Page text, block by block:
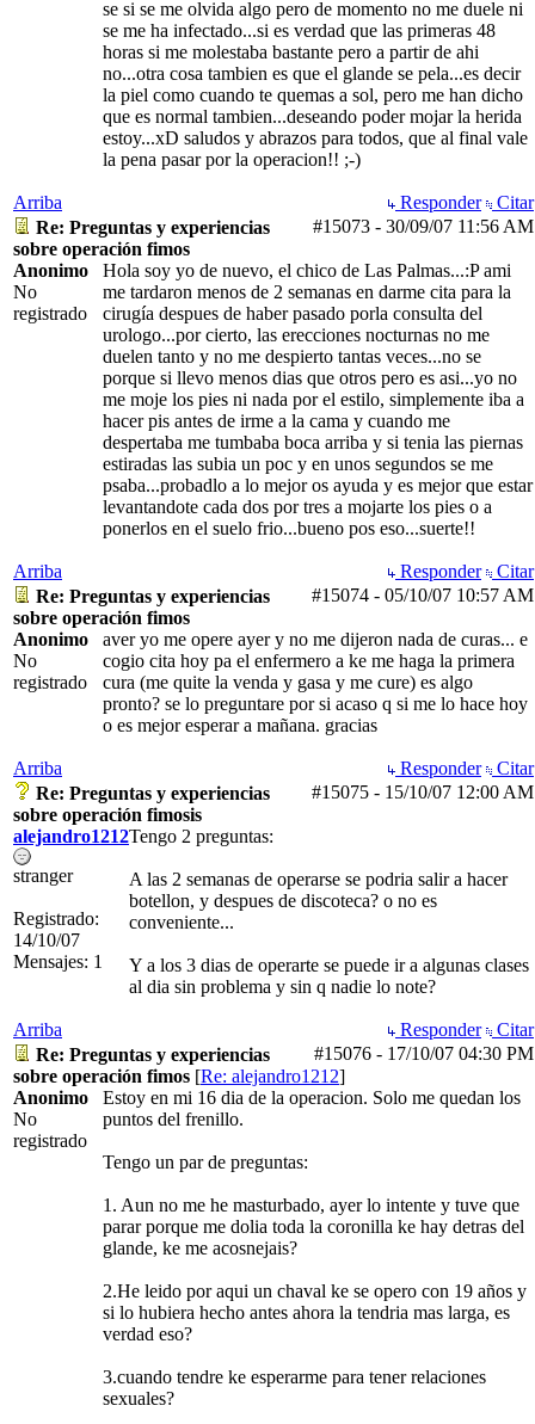
se si se me olvida algo pero de momento no me duele ni
se me ha infectado...si es verdad que las primeras 48
horas si me molestaba bastante pero a partir de ahi
no...otra cosa tambien es que el glande se pela...es decir
la piel como cuando te quemas a sol, pero me han dicho
que es normal tambien...deseando poder mojar la herida
estoy...xD saludos y abrazos para todos, que al final vale
la pena pasar por la operacion!! ;-)
Arriba Responder
Citar
#15073 - 30/09/07 11:56 AM
Re: Preguntas y experiencias
sobre operación fimos
Anonimo
No
registrado
Hola soy yo de nuevo, el chico de Las Palmas...:P ami
me tardaron menos de 2 semanas en darme cita para la
cirugía despues de haber pasado porla consulta del
urologo...por cierto, las erecciones nocturnas no me
duelen tanto y no me despierto tantas veces...no se
porque si llevo menos dias que otros pero es asi...yo no
me moje los pies ni nada por el estilo, simplemente iba a
hacer pis antes de irme a la cama y cuando me
despertaba me tumbaba boca arriba y si tenia las piernas
estiradas las subia un poc y en unos segundos se me
psaba...probadlo a lo mejor os ayuda y es mejor que estar
levantandote cada dos por tres a mojarte los pies o a
ponerlos en el suelo frio...bueno pos eso...suerte!!
Arriba Responder
Citar
#15074 - 05/10/07 10:57 AM
Re: Preguntas y experiencias
sobre operación fimos
Anonimo
No
registrado
aver yo me opere ayer y no me dijeron nada de curas... e
cogio cita hoy pa el enfermero a ke me haga la primera
cura (me quite la venda y gasa y me cure) es algo
pronto? se lo preguntare por si acaso q si me lo hace hoy
o es mejor esperar a mañana. gracias
Arriba Responder
Citar
#15075 - 15/10/07 12:00 AM
Re: Preguntas y experiencias
sobre operación fimosis
alejandro1212
stranger
Registrado:
14/10/07
Mensajes: 1
Tengo 2 preguntas:
A las 2 semanas de operarse se podria salir a hacer
botellon, y despues de discoteca? o no es
conveniente...
Y a los 3 dias de operarte se puede ir a algunas clases
al dia sin problema y sin q nadie lo note?
Arriba Responder
Citar
#15076 - 17/10/07 04:30 PM
Re: Preguntas y experiencias
sobre operación fimos [Re: alejandro1212]
Anonimo
No
registrado
Estoy en mi 16 dia de la operacion. Solo me quedan los
puntos del frenillo.
Tengo un par de preguntas:
1. Aun no me he masturbado, ayer lo intente y tuve que
parar porque me dolia toda la coronilla ke hay detras del
glande, ke me acosnejais?
2.He leido por aqui un chaval ke se opero con 19 años y
si lo hubiera hecho antes ahora la tendria mas larga, es
verdad eso?
3.cuando tendre ke esperarme para tener relaciones
sexuales?